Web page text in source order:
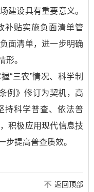
建设具有重要意义。
补贴实施负面清单管
面清单，进一步明确
形。
“三农”情况、科学制
例》修订为契机，高
持科学普查、依法普
积极应用现代信息技
步提高普查质效。
返回顶部